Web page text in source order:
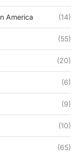
America (14)
(55)
(20)
(6)
(9)
(10)
(65)